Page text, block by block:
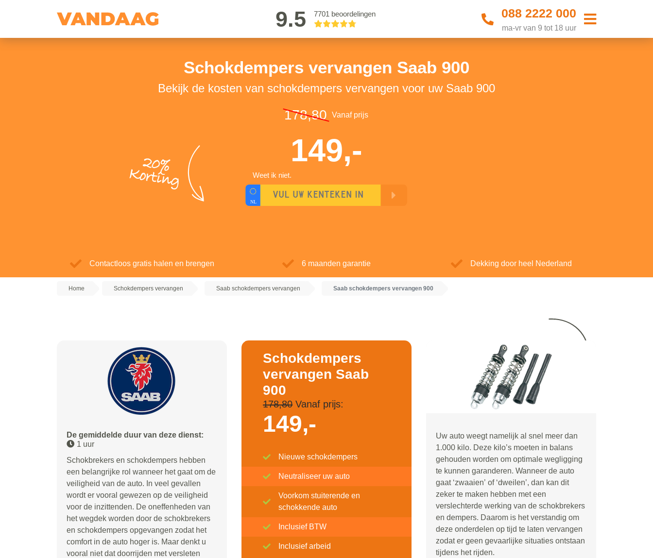
9.5 7701 beoordelingen 088 2222 000
ma-vr van 9 tot 18 uur
Schokdempers vervangen Saab 900
Bekijk de kosten van schokdempers vervangen voor uw Saab 900
20%
Korting
178,80 Vanaf prijs
149,-
Weet ik niet.
Contactloos gratis halen en brengen 6 maanden garantie Dekking door heel Nederland
Home Schokdempers vervangen Saab schokdempers vervangen Saab schokdempers vervangen 900
De gemiddelde duur van deze dienst:
1 uur
Schokbrekers en schokdempers hebben
een belangrijke rol wanneer het gaat om de
veiligheid van de auto. In veel gevallen
wordt er vooral gewezen op de veiligheid
voor de inzittenden. De oneffenheden van
het wegdek worden door de schokbrekers
en schokdempers opgevangen zodat het
comfort in de auto hoger is. Maar denkt u
vooral niet dat doorrijden met versleten
Schokdempers
vervangen Saab
900
178,80Vanaf prijs:
149,-
Nieuwe schokdempers
Neutraliseer uw auto
Voorkom stuiterende en
schokkende auto
Inclusief BTW
Inclusief arbeid
Uw auto weegt namelijk al snel meer dan
1.000 kilo. Deze kilo’s moeten in balans
gehouden worden om optimale wegligging
te kunnen garanderen. Wanneer de auto
gaat ‘zwaaien’ of ‘dweilen’, dan kan dit
zeker te maken hebben met een
verslechterde werking van de schokbrekers
en dempers. Daarom is het verstandig om
deze onderdelen op tijd te laten vervangen
zodat er geen gevaarlijke situaties ontstaan
tijdens het rijden.